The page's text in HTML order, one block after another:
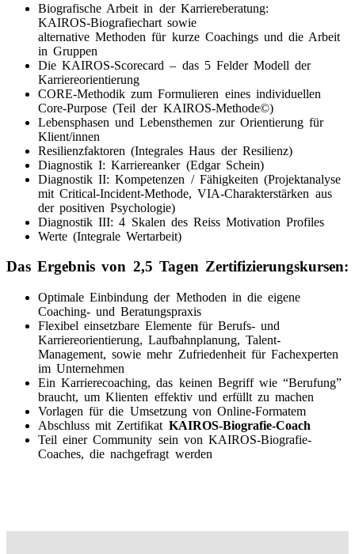
Biografische Arbeit in der Karriereberatung:
KAIROS-Biografiechart sowie
alternative Methoden für kurze Coachings und die Arbeit
in Gruppen
Die KAIROS-Scorecard – das 5 Felder Modell der
Karriereorientierung
CORE-Methodik zum Formulieren eines individuellen
Core-Purpose (Teil der KAIROS-Methode©)
Lebensphasen und Lebensthemen zur Orientierung für
Klient/innen
Resilienzfaktoren (Integrales Haus der Resilienz)
Diagnostik I: Karriereanker (Edgar Schein)
Diagnostik II: Kompetenzen / Fähigkeiten (Projektanalyse
mit Critical-Incident-Methode, VIA-Charakterstärken aus
der positiven Psychologie)
Diagnostik III: 4 Skalen des Reiss Motivation Profiles
Werte (Integrale Wertarbeit)
Das Ergebnis von 2,5 Tagen Zertifizierungskursen:
Optimale Einbindung der Methoden in die eigene
Coaching- und Beratungspraxis
Flexibel einsetzbare Elemente für Berufs- und
Karriereorientierung, Laufbahnplanung, Talent-
Management, sowie mehr Zufriedenheit für Fachexperten
im Unternehmen
Ein Karrierecoaching, das keinen Begriff wie “Berufung”
braucht, um Klienten effektiv und erfüllt zu machen
Vorlagen für die Umsetzung von Online-Formatem
Abschluss mit Zertifikat KAIROS-Biografie-Coach
Teil einer Community sein von KAIROS-Biografie-
Coaches, die nachgefragt werden